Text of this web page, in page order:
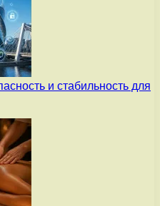
и стабильность для